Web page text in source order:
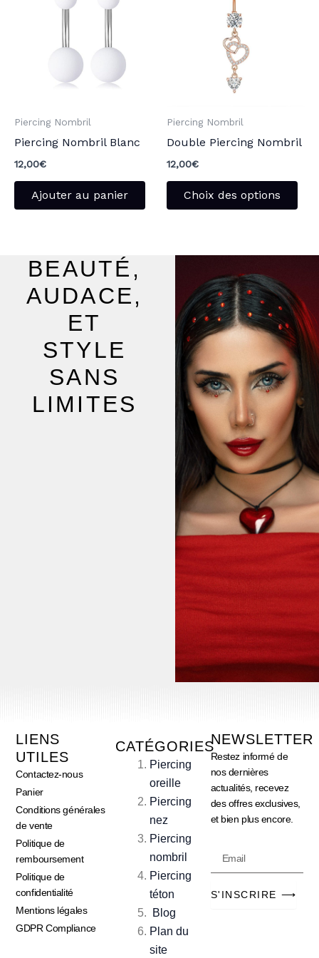
Piercing Nombril
Piercing Nombril Blanc
12,00€
Ajouter au panier
Piercing Nombril
Double Piercing Nombril
12,00€
Choix des options
la
BEAUTÉ,
AUDACE,
ET
STYLE
SANS
LIMITES
LIENS
UTILES
Contactez-nous
Panier
Conditions générales
de vente
Politique de
remboursement
Politique de
confidentialité
Mentions légales
GDPR Compliance
CATÉGORIES
Piercing
oreille
Piercing
nez
Piercing
nombril
Piercing
téton
Blog
Plan du
site
NEWSLETTER
Restez informé de
nos dernières
actualités, recevez
des offres exclusives,
et bien plus encore.
S'INSCRIRE ⟶